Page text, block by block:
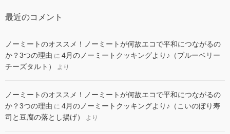
最近のコメント
ノーミートのオススメ！ノーミートが何故エコで平和につながるの
か？3つの理由 に 4月のノーミートクッキングより♪（ブルーベリー
チーズタルト）
より
ノーミートのオススメ！ノーミートが何故エコで平和につながるの
か？3つの理由 に 4月のノーミートクッキングより♪（こいのぼり寿
司と豆腐の落とし揚げ）
より